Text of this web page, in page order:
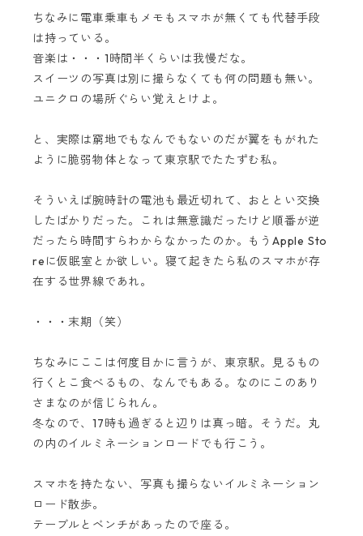
ちなみに電車乗車もメモもスマホが無くても代替手段
は持っている。
音楽は・・・1時間半くらいは我慢だな。
スイーツの写真は別に撮らなくても何の問題も無い。
ユニクロの場所ぐらい覚えとけよ。
と、実際は窮地でもなんでもないのだが翼をもがれた
ように脆弱物体となって東京駅でたたずむ私。
そういえば腕時計の電池も最近切れて、おととい交換
したばかりだった。これは無意識だったけど順番が逆
だったら時間すらわからなかったのか。もうApple Sto
reに仮眠室とか欲しい。寝て起きたら私のスマホが存
在する世界線であれ。
・・・末期（笑）
ちなみにここは何度目かに言うが、東京駅。見るもの
行くとこ食べるもの、なんでもある。なのにこのあり
さまなのが信じられん。
冬なので、17時も過ぎると辺りは真っ暗。そうだ。丸
の内のイルミネーションロードでも行こう。
スマホを持たない、写真も撮らないイルミネーション
ロード散歩。
テーブルとベンチがあったので座る。